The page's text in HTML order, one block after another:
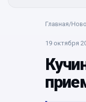
Главная/
19 октября